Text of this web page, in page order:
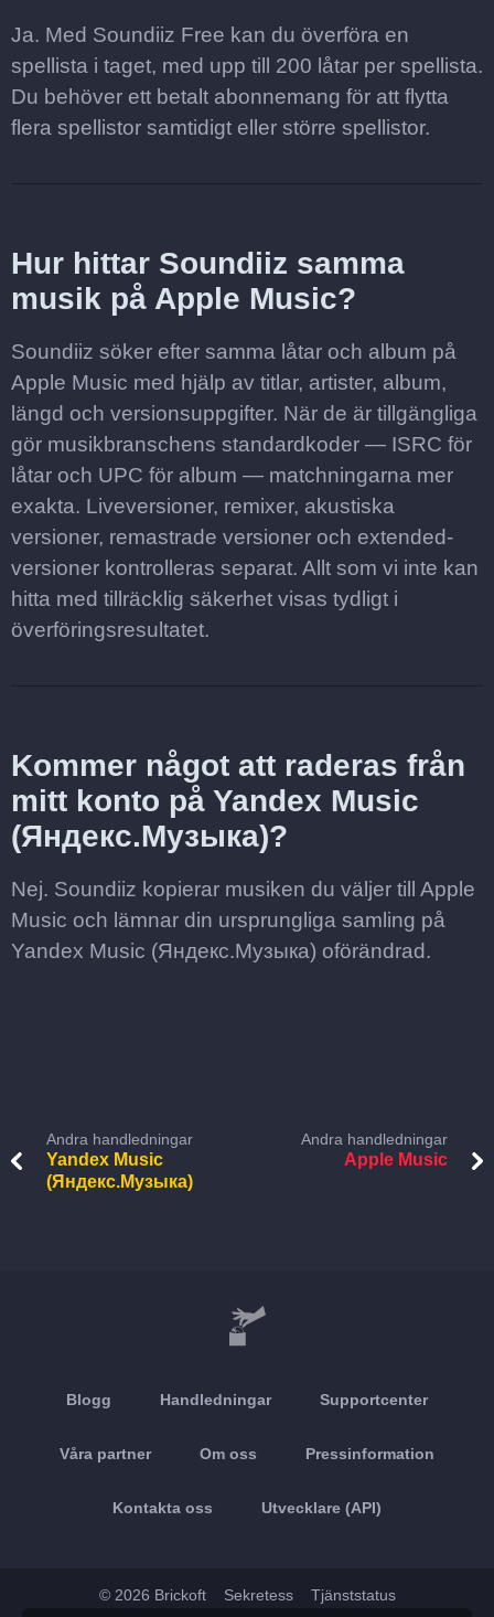
Ja. Med Soundiiz Free kan du överföra en
spellista i taget, med upp till 200 låtar per spellista.
Du behöver ett betalt abonnemang för att flytta
flera spellistor samtidigt eller större spellistor.
Hur hittar Soundiiz samma
musik på Apple Music?
Soundiiz söker efter samma låtar och album på
Apple Music med hjälp av titlar, artister, album,
längd och versionsuppgifter. När de är tillgängliga
gör musikbranschens standardkoder — ISRC för
låtar och UPC för album — matchningarna mer
exakta. Liveversioner, remixer, akustiska
versioner, remastrade versioner och extended-
versioner kontrolleras separat. Allt som vi inte kan
hitta med tillräcklig säkerhet visas tydligt i
överföringsresultatet.
Kommer något att raderas från
mitt konto på Yandex Music
(Яндекс.Музыка)?
Nej. Soundiiz kopierar musiken du väljer till Apple
Music och lämnar din ursprungliga samling på
Yandex Music (Яндекс.Музыка) oförändrad.
Andra handledningar
Yandex Music
(Яндекс.Музыка)
Andra handledningar
Apple Music
Blogg Handledningar Supportcenter
Våra partner Om oss Pressinformation
Kontakta oss Utvecklare (API)
© 2026 Brickoft Sekretess Tjänststatus